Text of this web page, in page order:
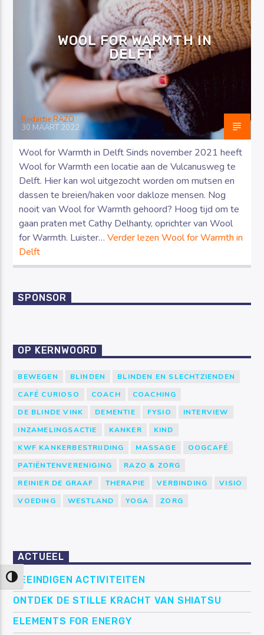
Keuze voor hoog contrast
Luister RAZO online
WOOL FOR WARMTH IN
DELFT
Redactie RAZO
30 MAART 2022
Wool for Warmth in Delft Sinds november 2021 heeft
Wool for Warmth een locatie aan de Vulcanusweg te
Delft. Hier kan wol uitgezocht worden om mutsen en
dassen te breien/haken voor dakloze mensen. Nog
nooit van Wool for Warmth gehoord? Hoog tijd om te
gaan praten met Cathy Delhanty, oprichter van Wool
for Warmth. Luister…Verder lezen Wool for Warmth in
Delft
SPONSOR
OP KERNWOORD
BEWEGEN BLINDEN
BLINDEN EN SLECHTZIENDEN
CAFÉ CURIOSO
COACH
COACHING
DE BLINDE VINK
DEMENTIE FYSIO
INTERVIEW
INZAMELINGSACTIE
KANKER
KIND
KWF KANKERBESTRIJDING
MASSAGE
OOGCAFÉ
PATIËNTENVERENIGING
RAZO & ZORG
REINIER DE GRAAF
THERAPIE VERBINDING
VISIO
VOEDING
WESTLAND YOGA ZORG
ACTUEEL
BEEINDIGEN ACTIVITEITEN
ONTDEK DE STILLE KRACHT VAN SHIATSU
ELEMENTS FOR ENERGY